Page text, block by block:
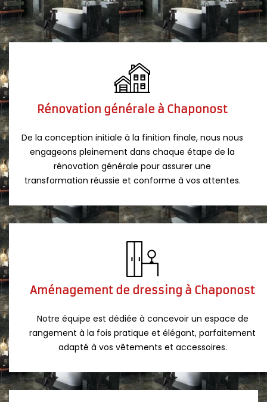
Rénovation générale à Chaponost
De la conception initiale à la finition finale, nous nous
engageons pleinement dans chaque étape de la
rénovation générale pour assurer une
transformation réussie et conforme à vos attentes.
Aménagement de dressing à Chaponost
Notre équipe est dédiée à concevoir un espace de
rangement à la fois pratique et élégant, parfaitement
adapté à vos vêtements et accessoires.